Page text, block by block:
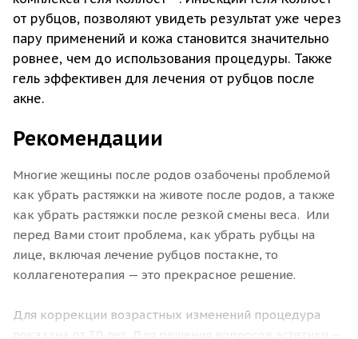
от рубцов, позволяют увидеть результат уже через
пару применений и кожа становится значительно
ровнее, чем до использования процедуры. Также
гель эффективен для лечения от рубцов после
акне.
Рекомендации
Многие жещины после родов озабочены проблемой
как убрать растяжки на животе после родов, а также
как убрать растяжки после резкой смены веса. Или
перед Вами стоит проблема, как убрать рубцы на
лице, включая лечение рубцов постакне, то
коллагенотерапия — это прекрасное решение.
Для коррекции возрастных изменений процедура
показана от 30 лет. Для решения вопросов эстетики –